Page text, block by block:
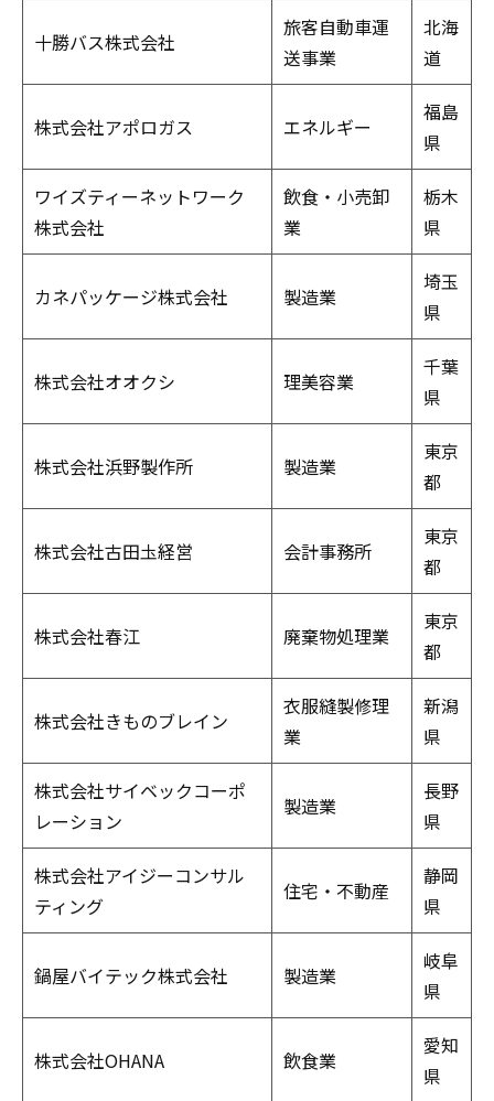
十勝バス株式会社
旅客自動車運
送事業
北海
道
株式会社アポロガス エネルギー
福島
県
ワイズティーネットワーク
株式会社
飲食・小売卸
業
栃木
県
カネパッケージ株式会社 製造業
埼玉
県
株式会社オオクシ 理美容業
千葉
県
株式会社浜野製作所 製造業
東京
都
株式会社古田圡経営 会計事務所
東京
都
株式会社春江 廃棄物処理業
東京
都
株式会社きものブレイン
衣服縫製修理
業
新潟
県
株式会社サイベックコーポ
レーション
製造業
長野
県
株式会社アイジーコンサル
ティング
住宅・不動産
静岡
県
鍋屋バイテック株式会社 製造業
岐阜
県
株式会社OHANA 飲食業
愛知
県